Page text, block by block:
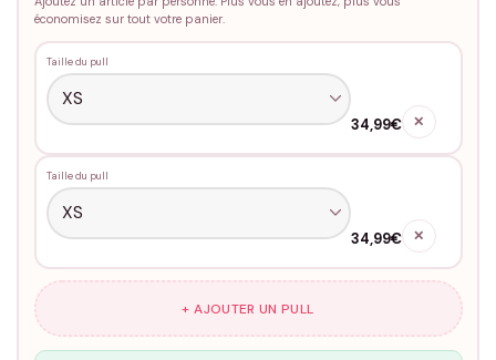
économisez sur tout votre panier.
Taille du pull
34,99€ ✕
Taille du pull
34,99€ ✕
+ AJOUTER UN PULL